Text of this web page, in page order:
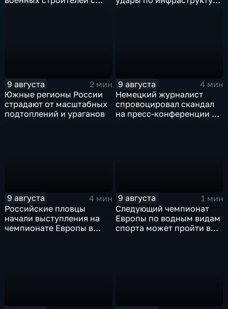
9 августа
2 мин
Южные регионы России
страдают от масштабных
подтоплений и ураганов
9 августа
4 мин
Немецкий журналист
спровоцировал скандал
на пресс-конференции в
9 августа
4 мин
Российские пловцы
начали выступления на
чемпионате Европы в
9 августа
1 мин
Следующий чемпионат
Европы по водным видам
спорта может пройти в